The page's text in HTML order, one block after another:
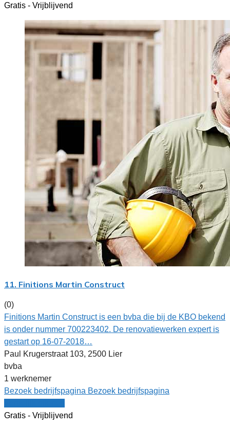
Gratis - Vrijblijvend
11. Finitions Martin Construct
(0)
Finitions Martin Construct is een bvba die bij de KBO bekend
is onder nummer 700223402. De renovatiewerken expert is
gestart op 16-07-2018…
Paul Krugerstraat 103, 2500 Lier
bvba
1 werknemer
Bezoek bedrijfspagina Bezoek bedrijfspagina
Gratis - Vrijblijvend